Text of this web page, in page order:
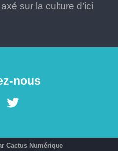
sur la culture d’ici
nous
Cactus Numérique